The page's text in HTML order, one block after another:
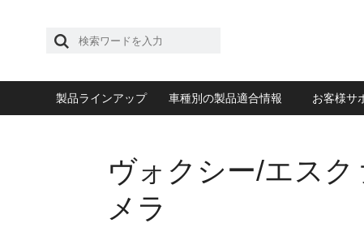
製品ラインアップ 車種別の製品適合情報 お客様サ
ヴォクシー/エス
メラ